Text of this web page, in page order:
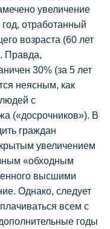
увеличение
отработанный
возраста (60 лет
Правда,
30% (за 5 лет
неясным, как
с
(«досрочников»). В
граждан
увеличением
«обходным
высшими
Однако, следует
всем с
годы